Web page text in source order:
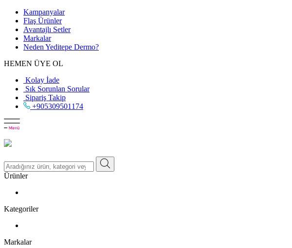
Kampanyalar
Flaş Ürünler
Avantajlı Setler
Markalar
Neden Yeditepe Dermo?
HEMEN ÜYE OL
Kolay İade
Sık Sorunlan Sorular
Sipariş Takip
+905309501174
Ürünler
Kategoriler
Markalar